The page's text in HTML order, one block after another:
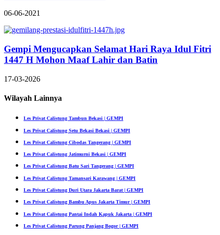
06-06-2021
Gempi Mengucapkan Selamat Hari Raya Idul Fitri
1447 H Mohon Maaf Lahir dan Batin
17-03-2026
Wilayah Lainnya
Les Privat Calistung Tambun Bekasi | GEMPI
Les Privat Calistung Setu Bekasi Bekasi | GEMPI
Les Privat Calistung Cibodas Tangerang | GEMPI
Les Privat Calistung Jatimurni Bekasi | GEMPI
Les Privat Calistung Batu Sari Tangerang | GEMPI
Les Privat Calistung Tamansari Karawang | GEMPI
Les Privat Calistung Duri Utara Jakarta Barat | GEMPI
Les Privat Calistung Bambu Apus Jakarta Timur | GEMPI
Les Privat Calistung Pantai Indah Kapuk Jakarta | GEMPI
Les Privat Calistung Parung Panjang Bogor | GEMPI